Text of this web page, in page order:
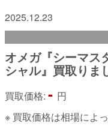
2025.12.23
オメガ『シーマ
シャル』買取りま
買取価格: - 円
※ 買取価格は相場によ